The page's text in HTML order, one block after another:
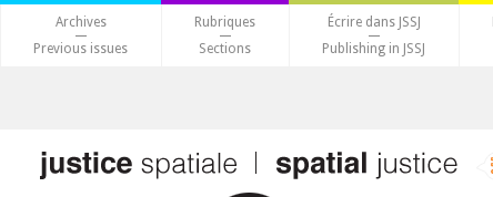
Archives
Previous issues
Rubriques
Sections
Écrire dans JSSJ
Publishing in JSSJ